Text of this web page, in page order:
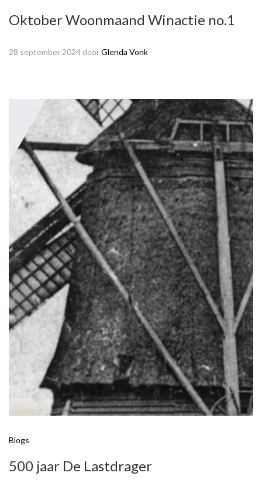
Oktober Woonmaand Winactie no.1
28 september 2024 doorGlenda Vonk
Blogs
500 jaar De Lastdrager